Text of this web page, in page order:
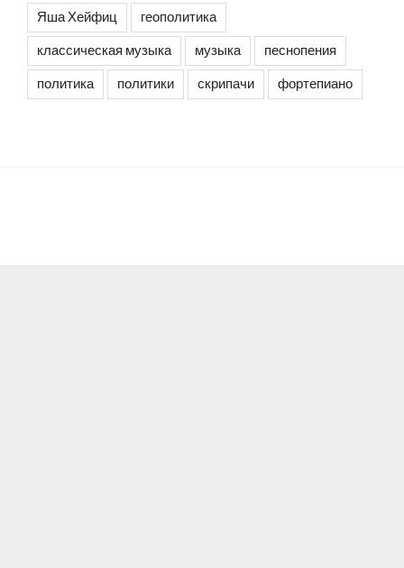
Яша Хейфиц геополитика
классическая музыка музыка песнопения
политика политики скрипачи фортепиано